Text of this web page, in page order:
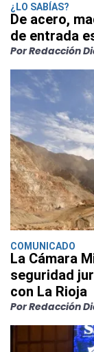
¿LO SABÍAS?
De acero,
de entrada
Por Redacción
COMUNICADO
La Cámara
seguridad
con La Rioja
Por Redacción